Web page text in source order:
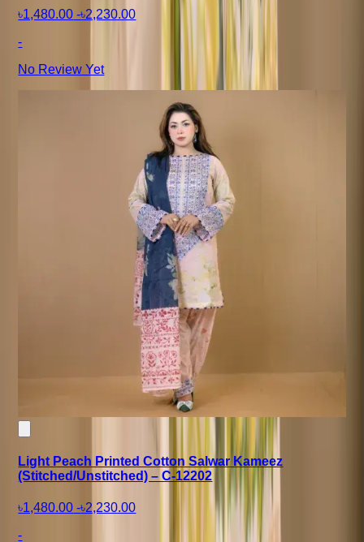
৳1,480.00 -৳2,230.00
-
No Review Yet
Light Peach Printed Cotton Salwar Kameez
(Stitched/Unstitched) – C-12202
৳1,480.00 -৳2,230.00
-